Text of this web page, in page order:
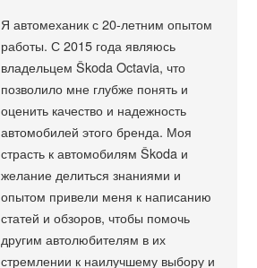
Я автомеханик с 20-летним опытом
работы. С 2015 года являюсь
владельцем Škoda Octavia, что
позволило мне глубже понять и
оценить качество и надежность
автомобилей этого бренда. Моя
страсть к автомобилям Škoda и
желание делиться знаниями и
опытом привели меня к написанию
статей и обзоров, чтобы помочь
другим автолюбителям в их
стремлении к наилучшему выбору и